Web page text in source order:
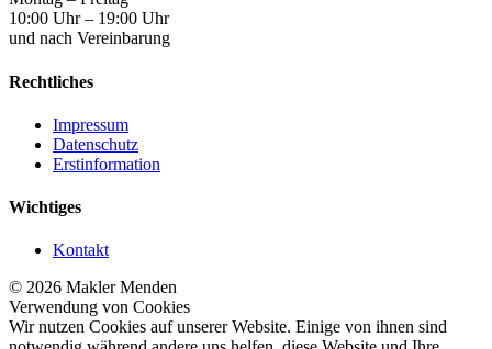
10:00 Uhr – 19:00 Uhr
und nach Vereinbarung
Rechtliches
Impressum
Datenschutz
Erstinformation
Wichtiges
Kontakt
© 2026 Makler Menden
Verwendung von Cookies
Wir nutzen Cookies auf unserer Website. Einige von ihnen sind